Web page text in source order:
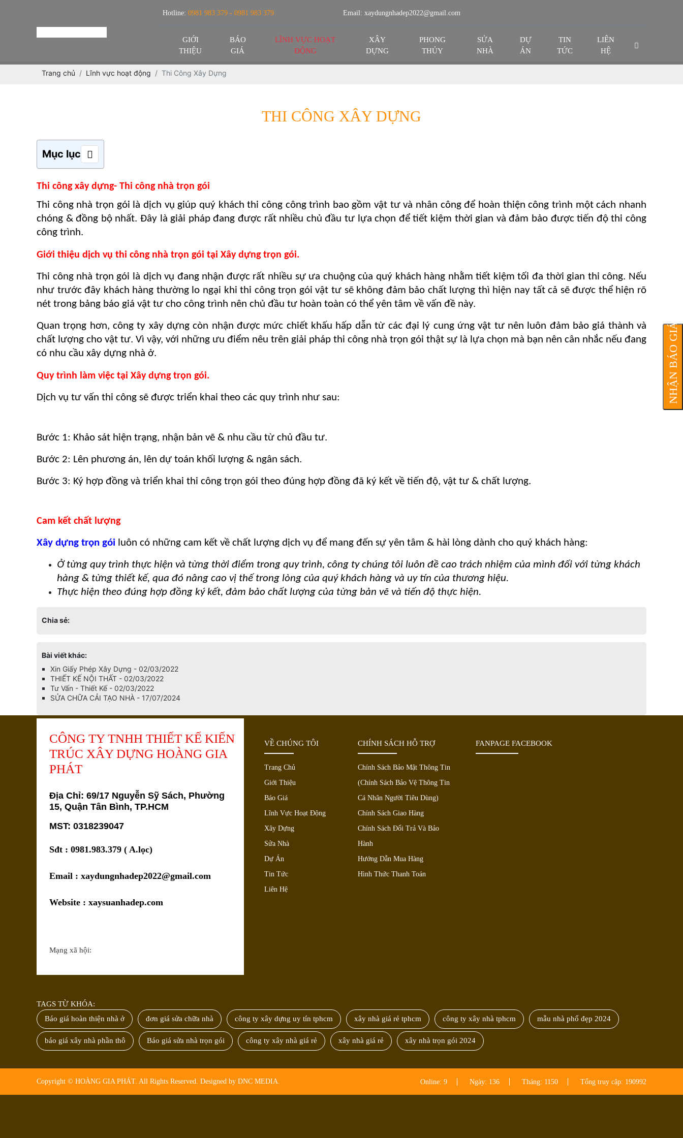
Hotline: 0981 983 379 - 0981 983 379 Email:xaydungnhadep2022@gmail.com
GIỚI
THIỆU
BÁO
GIÁ
LĨNH VỰC HOẠT
ĐỘNG
XÂY
DỰNG
PHONG
THỦY
SỬA
NHÀ
DỰ
ÁN
TIN
TỨC
LIÊN
HỆ
Trang chủ Lĩnh vực hoạt động Thi Công Xây Dựng
THI CÔNG XÂY DỰNG
Mục lục
Thi công xâydựng- Thi công nhà trọn gói
Thi công nhà trọn gói là dịch vụ giúp quý khách thi công công trình bao gồm vật tư và nhân công để hoàn thiện công trình một cách nhanh
chóng & đồng bộ nhất. Đây là giải pháp đang được rất nhiều chủ đầu tư lựa chọn để tiết kiệm thời gian và đảm bảo được tiến độ thi công
công trình.
Giới thiệu dịch vụ thi công nhà trọn gói tại Xây dựng trọn gói.
Thi công nhà trọn gói là dịch vụ đang nhận được rất nhiều sự ưa chuộng của quý khách hàng nhằm tiết kiệm tối đa thời gian thi công. Nếu
như trước đây khách hàng thường lo ngại khi thi công trọn gói vật tư sẽ không đảm bảo chất lượng thì hiện nay tất cả sẽ được thể hiện rõ
nét trong bảng báo giá vật tư cho công trình nên chủ đầu tư hoàn toàn có thể yên tâm về vấn đề này.
Quan trọng hơn, công ty xây dựng còn nhận được mức chiết khấu hấp dẫn từ các đại lý cung ứng vật tư nên luôn đảm bảo giá thành và
chất lượng cho vật tư. Vì vậy, với những ưu điểm nêu trên giải pháp thi công nhà trọn gói thật sự là lựa chọn mà bạn nên cân nhắc nếu đang
có nhu cầu xây dựng nhà ở.
Quy trình làm việc tại Xây dựng trọn gói.
Dịch vụ tư vấn thi công sẽ được triển khai theo các quy trình như sau:
Bước 1: Khảo sát hiện trạng, nhận bản vẽ & nhu cầu từ chủ đầu tư.
Bước 2: Lên phương án, lên dự toán khối lượng & ngân sách.
Bước 3: Ký hợp đồng và triển khai thi công trọn gói theo đúng hợp đồng đã ký kết về tiến độ, vật tư & chất lượng.
Cam kết chất lượng
Xây dựng trọn gói luôn có những cam kết về chất lượng dịch vụ để mang đến sự yên tâm & hài lòng dành cho quý khách hàng:
Ở từng quy trình thực hiện và từng thời điểm trong quy trình, công ty chúng tôi luôn đề cao trách nhiệm của mình đối với từng khách
hàng & từng thiết kế, qua đó nâng cao vị thế trong lòng của quý khách hàng và uy tín của thương hiệu.
Thực hiện theo đúng hợp đồng ký kết, đảm bảo chất lượng của từng bản vẽ và tiến độ thực hiện.
Chia sẻ:
Bài viết khác:
Xin Giấy Phép Xây Dựng - 02/03/2022
THIẾT KẾ NỘI THẤT - 02/03/2022
Tư Vấn - Thiết Kế - 02/03/2022
SỬA CHỮA CẢI TẠO NHÀ - 17/07/2024
CÔNG TY TNHH THIẾT KẾ KIẾN
TRÚC XÂY DỰNG HOÀNG GIA
PHÁT
Địa Chỉ: 69/17 Nguyễn Sỹ Sách, Phường
15, Quận Tân Bình, TP.HCM
MST: 0318239047
Sđt : 0981.983.379 ( A.lọc)
Email : xaydungnhadep2022@gmail.com
Website : xaysuanhadep.com
Mạng xã hội:
VỀ CHÚNG TÔI
Trang Chủ
Giới Thiệu
Báo Giá
Lĩnh Vực Hoạt Động
Xây Dựng
Sửa Nhà
Dự Án
Tin Tức
Liên Hệ
CHÍNH SÁCH HỖ TRỢ
Chính Sách Bảo Mật Thông Tin
(Chính Sách Bảo Vệ Thông Tin
Cá Nhân Người Tiêu Dùng)
Chính Sách Giao Hàng
Chính Sách Đổi Trả Và Bảo
Hành
Hướng Dẫn Mua Hàng
Hình Thức Thanh Toán
FANPAGE FACEBOOK
TAGS TỪ KHÓA:
Báo giá hoàn thiện nhà ở
đơn giá sửa chữa nhà công ty xây dựng uy tín tphcm xây nhà giá rẻ tphcm công ty xây nhà tphcm mẫu nhà phố đẹp 2024
báo giá xây nhà phần thô Báo giá sửa nhà trọn gói công ty xây nhà giá rẻ xây nhà giá rẻ xây nhà trọn gói 2024
Copyright © HOÀNG GIA PHÁT. All Rights Reserved. Designed by DNC MEDIA. Online: 9 Ngày: 136 Tháng: 1150 Tổng truy cập: 190992
NHẬN BÁO GIÁ